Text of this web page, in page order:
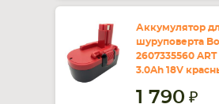
Аккумулятор
шуруповерта
2607335560
3.0Ah 18V
1 790